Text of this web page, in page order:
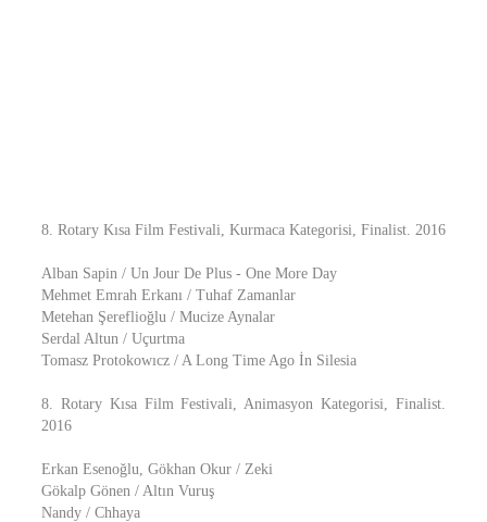
8. Rotary Kısa Film Festivali, Kurmaca Kategorisi, Finalist. 2016
Alban Sapin / Un Jour De Plus - One More Day
Mehmet Emrah Erkanı / Tuhaf Zamanlar
Metehan Şereflioğlu / Mucize Aynalar
Serdal Altun / Uçurtma
Tomasz Protokowıcz / A Long Time Ago İn Silesia
8. Rotary Kısa Film Festivali, Animasyon Kategorisi, Finalist.
2016
Erkan Esenoğlu, Gökhan Okur / Zeki
Gökalp Gönen / Altın Vuruş
Nandy / Chhaya